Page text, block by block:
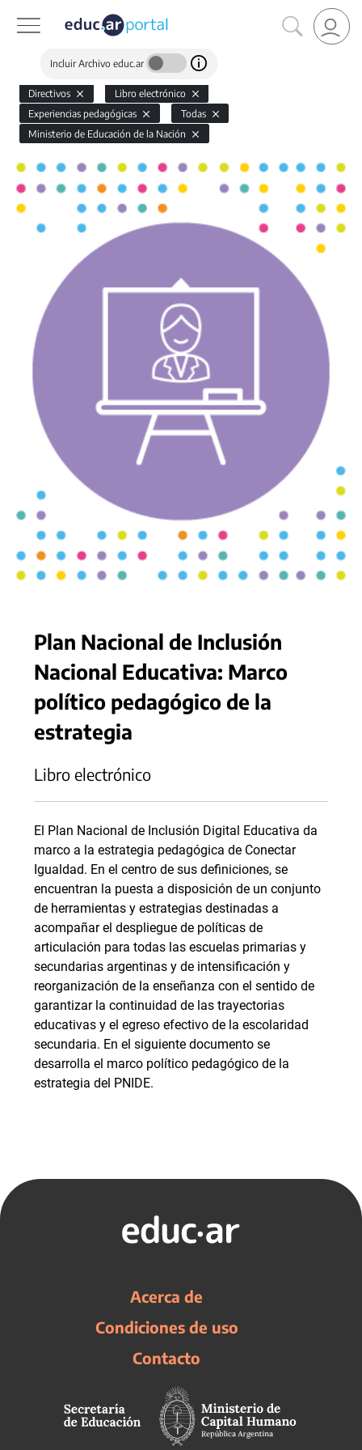
Incluir Archivo educ.ar
Directivos
Libro electrónico
Experiencias pedagógicas
Todas
Ministerio de Educación de la Nación
Plan Nacional de Inclusión
Nacional Educativa: Marco
político pedagógico de la
estrategia
Libro electrónico
El Plan Nacional de Inclusión Digital Educativa da
marco a la estrategia pedagógica de Conectar
Igualdad. En el centro de sus definiciones, se
encuentran la puesta a disposición de un conjunto
de herramientas y estrategias destinadas a
acompañar el despliegue de políticas de
articulación para todas las escuelas primarias y
secundarias argentinas y de intensificación y
reorganización de la enseñanza con el sentido de
garantizar la continuidad de las trayectorias
educativas y el egreso efectivo de la escolaridad
secundaria. En el siguiente documento se
desarrolla el marco político pedagógico de la
estrategia del PNIDE.
Acerca de
Condiciones de uso
Contacto